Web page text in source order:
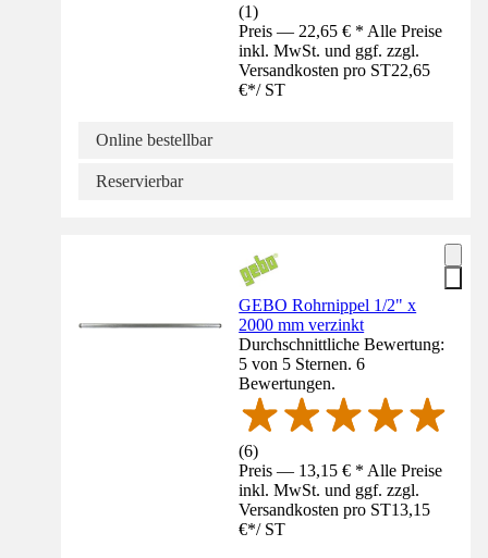
(1)
Preis — 22,65 € * Alle Preise
inkl. MwSt. und ggf. zzgl.
Versandkosten pro ST22,65
€*/ ST
Online bestellbar
Reservierbar
GEBO Rohrnippel 1/2" x
2000 mm verzinkt
Durchschnittliche Bewertung:
5 von 5 Sternen. 6
Bewertungen.
(6)
Preis — 13,15 € * Alle Preise
inkl. MwSt. und ggf. zzgl.
Versandkosten pro ST13,15
€*/ ST